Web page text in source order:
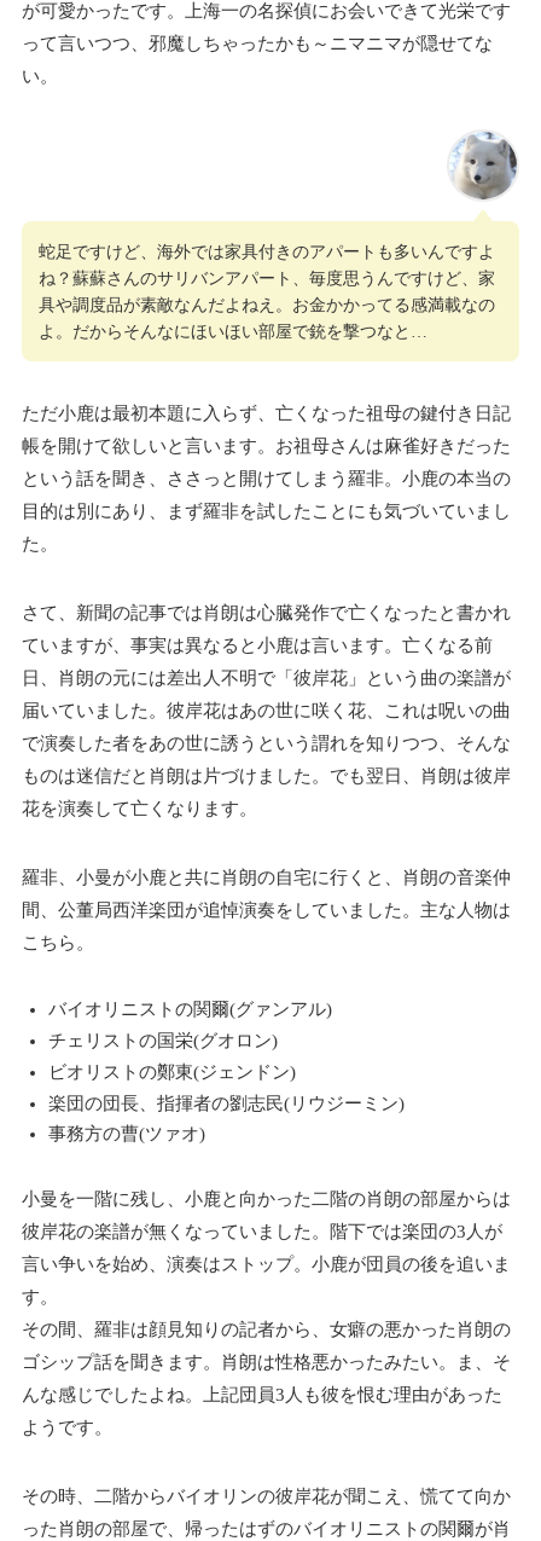
が可愛かったです。上海一の名探偵にお会いできて光栄です
って言いつつ、邪魔しちゃったかも～ニマニマが隠せてな
い。
蛇足ですけど、海外では家具付きのアパートも多いんですよ
ね？蘇蘇さんのサリバンアパート、毎度思うんですけど、家
具や調度品が素敵なんだよねえ。お金かかってる感満載なの
よ。だからそんなにほいほい部屋で銃を撃つなと…
ただ小鹿は最初本題に入らず、亡くなった祖母の鍵付き日記
帳を開けて欲しいと言います。お祖母さんは麻雀好きだった
という話を聞き、ささっと開けてしまう羅非。小鹿の本当の
目的は別にあり、まず羅非を試したことにも気づいていまし
た。
さて、新聞の記事では肖朗は心臓発作で亡くなったと書かれ
ていますが、事実は異なると小鹿は言います。亡くなる前
日、肖朗の元には差出人不明で「彼岸花」という曲の楽譜が
届いていました。彼岸花はあの世に咲く花、これは呪いの曲
で演奏した者をあの世に誘うという謂れを知りつつ、そんな
ものは迷信だと肖朗は片づけました。でも翌日、肖朗は彼岸
花を演奏して亡くなります。
羅非、小曼が小鹿と共に肖朗の自宅に行くと、肖朗の音楽仲
間、公董局西洋楽団が追悼演奏をしていました。主な人物は
こちら。
バイオリニストの関爾(グァンアル)
チェリストの国栄(グオロン)
ビオリストの鄭東(ジェンドン)
楽団の団長、指揮者の劉志民(リウジーミン)
事務方の曹(ツァオ)
小曼を一階に残し、小鹿と向かった二階の肖朗の部屋からは
彼岸花の楽譜が無くなっていました。階下では楽団の3人が
言い争いを始め、演奏はストップ。小鹿が団員の後を追いま
す。
その間、羅非は顔見知りの記者から、女癖の悪かった肖朗の
ゴシップ話を聞きます。肖朗は性格悪かったみたい。ま、そ
んな感じでしたよね。上記団員3人も彼を恨む理由があった
ようです。
その時、二階からバイオリンの彼岸花が聞こえ、慌てて向か
った肖朗の部屋で、帰ったはずのバイオリニストの関爾が肖